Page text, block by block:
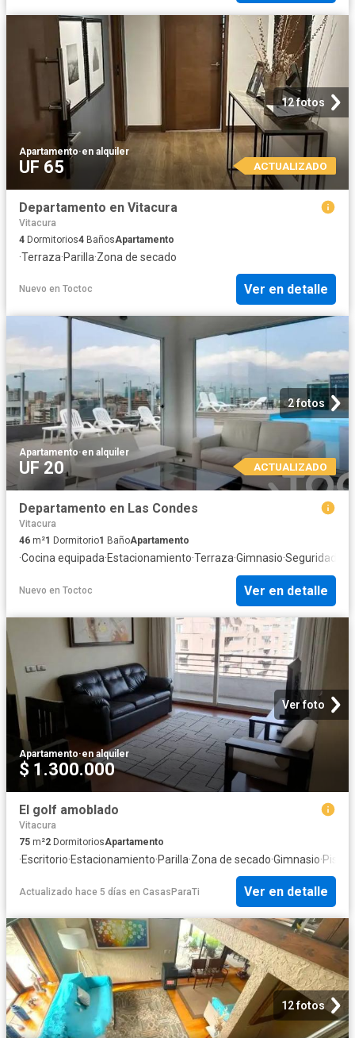
12 fotos
Apartamento·en alquiler
UF 65 ACTUALIZADO
Departamento en Vitacura
Vitacura
4 Dormitorios4 BañosApartamento
·Terraza·Parilla·Zona de secado
Nuevo en Toctoc Ver en detalle
2 fotos
Apartamento·en alquiler
UF 20 ACTUALIZADO
Departamento en Las Condes
Vitacura
46 m²1 Dormitorio1 BañoApartamento
·Cocina equipada·Estacionamiento·Terraza·Gimnasio·Seguridad
Nuevo en Toctoc Ver en detalle
Ver foto
Apartamento·en alquiler
$ 1.300.000
El golf amoblado
Vitacura
75 m²2 DormitoriosApartamento
·Escritorio·Estacionamiento·Parilla·Zona de secado·Gimnasio·
Actualizado hace 5 días en CasasParaTi Ver en detalle
12 fotos